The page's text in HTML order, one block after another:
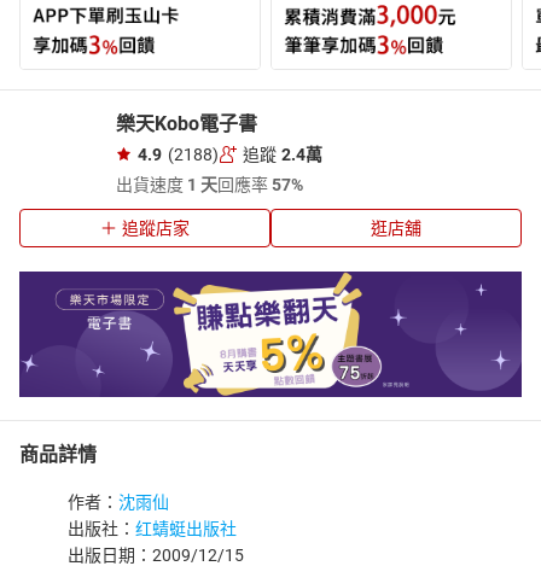
樂天Kobo電子書
4.9 (2188) 追蹤 2.4萬
出貨速度 1 天回應率57%
追蹤店家 逛店舖
商品詳情
作者： 沈雨仙
出版社： 红蜻蜓出版社
出版日期：2009/12/15